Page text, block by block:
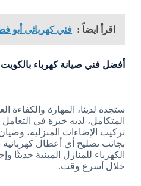
اقرأ ايضاً : فني كهربائى أبو
أفضل فني صيانة كهرباء بالكويت 66559972
ستجده لدينا، المهارة والكفاءة
المتكامل، لديه خبرة في
تركيب الإضاءات المنزلية،
بجانب تصليح أي أعطال
الكهرباء للمنازل المبنية حديثًا
خلال أسرع وقت.